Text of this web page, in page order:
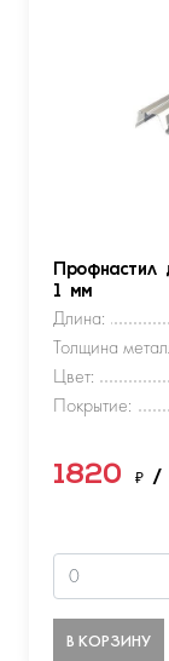
Профнастил
1 мм
Длина:
Толщина
Цвет:
Покрытие:
1820 ₽ /
В КОРЗИНУ